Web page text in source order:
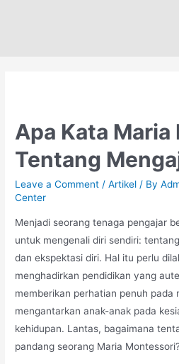
Apa Kata
Tentang
Leave a Comment /Artikel / By
Center
Menjadi seorang tenaga pengajar
untuk mengenali diri sendiri:
dan ekspektasi diri. Hal itu perlu
menghadirkan pendidikan yang
memberikan perhatian penuh pada
mengantarkan anak-anak pada
kehidupan. Lantas, bagaimana
pandang seorang Maria